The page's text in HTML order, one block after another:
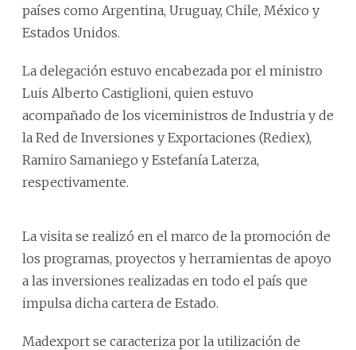
países como Argentina, Uruguay, Chile, México y
Estados Unidos.
La delegación estuvo encabezada por el ministro
Luis Alberto Castiglioni, quien estuvo
acompañado de los viceministros de Industria y de
la Red de Inversiones y Exportaciones (Rediex),
Ramiro Samaniego y Estefanía Laterza,
respectivamente.
La visita se realizó en el marco de la promoción de
los programas, proyectos y herramientas de apoyo
a las inversiones realizadas en todo el país que
impulsa dicha cartera de Estado.
Madexport se caracteriza por la utilización de